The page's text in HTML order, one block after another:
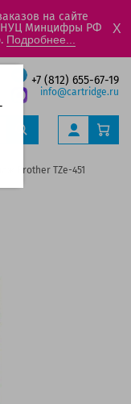
на сайте
НУЦ Минцифры РФ
Подробнее...
X
+7 (812) 655-67-19
info@cartridge.ru
Brother TZe-451